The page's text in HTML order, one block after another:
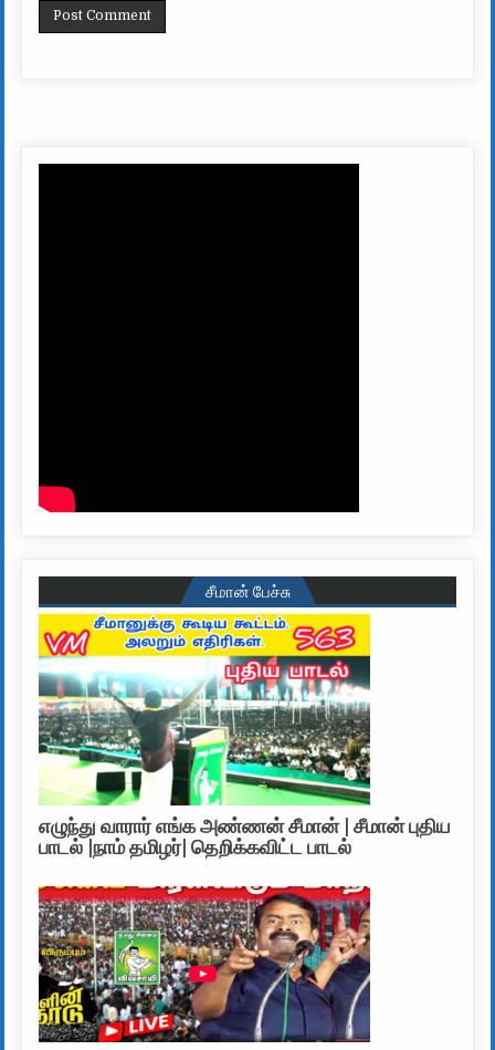
சீமான் பேச்சு
எழுந்து வாரார் எங்க அண்ணன் சீமான் | சீமான் புதிய
பாடல் |நாம் தமிழர்| தெறிக்கவிட்ட பாடல்